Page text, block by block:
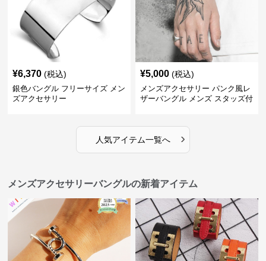
¥6,370 (税込)
銀色バングル フリーサイズ メン
ズアクセサリー
¥5,000 (税込)
メンズアクセサリー パンク風レ
ザーバングル メンズ スタッズ付
人気アイテム一覧へ ›
メンズアクセサリーバングルの新着アイテム